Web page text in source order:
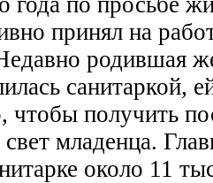
принял на
родившая
санитаркой,
чтобы получить
младенца.
около 11